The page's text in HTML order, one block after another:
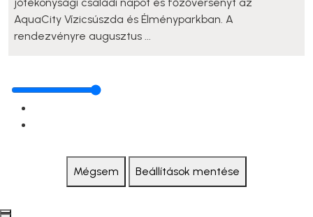
AquaCity Vízicsúszda és Élményparkban. A
rendezvényre augusztus ...
Mégsem Beállítások mentése